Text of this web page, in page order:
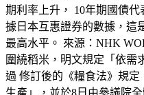
期利率上升， 10年期國債
據日本互惠證券的數據，這
最高水平。 來源：NHK
圍繞稻米，明文規定「依需
過 修訂後的《糧食法》規
生產」，並於8日由參議院